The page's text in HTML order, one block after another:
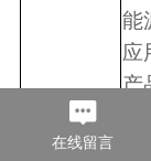
能
应
产
在线留言